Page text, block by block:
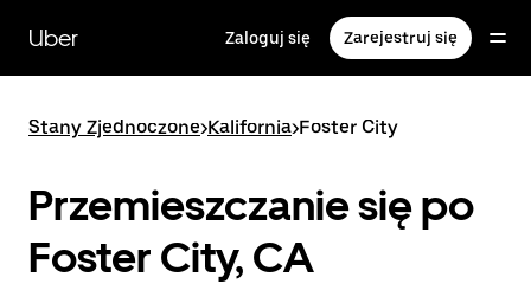
głównej
zawartości
Uber Zaloguj się Zarejestruj się
Stany Zjednoczone>Kalifornia>Foster City
Przemieszczanie się po
Foster City, CA